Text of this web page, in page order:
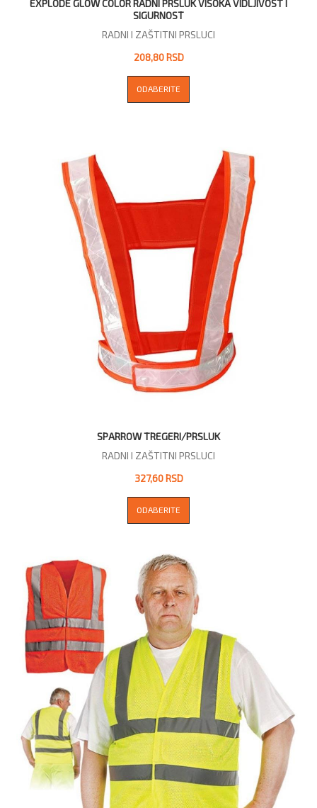
EXPLODE GLOW COLOR RADNI PRSLUK VISOKA VIDLJIVOST I
SIGURNOST
RADNI I ZAŠTITNI PRSLUCI
208,80 RSD
ODABERITE
SPARROW TREGERI/PRSLUK
RADNI I ZAŠTITNI PRSLUCI
327,60 RSD
ODABERITE